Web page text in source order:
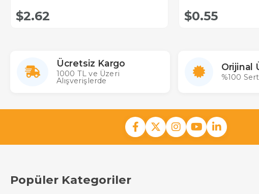
$2.62 $0.55
Ücretsiz Kargo
1000 TL ve Üzeri
Alışverişlerde
Orijinal
%100
Popüler Kategoriler